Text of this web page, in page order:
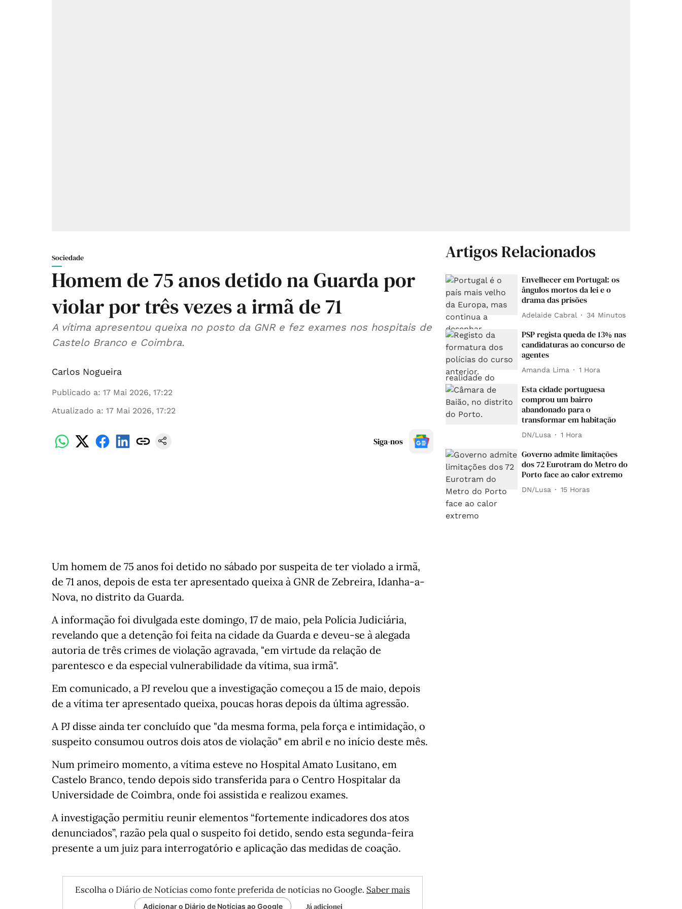
Sociedade
Homem de 75 anos detido na Guarda por
violar por três vezes a irmã de 71
A vítima apresentou queixa no posto da GNR e fez exames nos hospitais de
Castelo Branco e Coimbra.
Carlos Nogueira
Publicado a: 17 Mai 2026, 17:22
Atualizado a: 17 Mai 2026, 17:22
Siga-nos
Um homem de 75 anos foi detido no sábado por suspeita de ter violado a irmã,
de 71 anos, depois de esta ter apresentado queixa à GNR de Zebreira, Idanha-a-
Nova, no distrito da Guarda.
A informação foi divulgada este domingo, 17 de maio, pela Polícia Judiciária,
revelando que a detenção foi feita na cidade da Guarda e deveu-se à alegada
autoria de três crimes de violação agravada, "em virtude da relação de
parentesco e da especial vulnerabilidade da vítima, sua irmã".
Em comunicado, a PJ revelou que a investigação começou a 15 de maio, depois
de a vítima ter apresentado queixa, poucas horas depois da última agressão.
A PJ disse ainda ter concluído que "da mesma forma, pela força e intimidação, o
suspeito consumou outros dois atos de violação" em abril e no início deste mês.
Num primeiro momento, a vítima esteve no Hospital Amato Lusitano, em
Castelo Branco, tendo depois sido transferida para o Centro Hospitalar da
Universidade de Coimbra, onde foi assistida e realizou exames.
A investigação permitiu reunir elementos “fortemente indicadores dos atos
denunciados”, razão pela qual o suspeito foi detido, sendo esta segunda-feira
presente a um juiz para interrogatório e aplicação das medidas de coação.
Escolha o Diário de Notícias como fonte preferida de notícias no Google. Saber mais
Adicionar o Diário de Notícias ao Google Já adicionei
Artigos Relacionados
Envelhecer em Portugal: os
ângulos mortos da lei e o
drama das prisões
Adelaide Cabral 34 Minutos
PSP regista queda de 13% nas
candidaturas ao concurso de
agentes
Amanda Lima 1 Hora
Esta cidade portuguesa
comprou um bairro
abandonado para o
transformar em habitação
DN/Lusa 1 Hora
Governo admite limitações
dos 72 Eurotram do Metro do
Porto face ao calor extremo
DN/Lusa 15 Horas